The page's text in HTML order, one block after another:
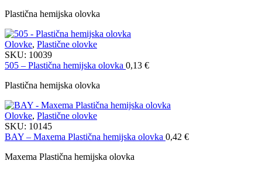
Plastična hemijska olovka
Olovke, Plastične olovke
SKU: 10039
505 – Plastična hemijska olovka 0,13 €
Plastična hemijska olovka
Olovke, Plastične olovke
SKU: 10145
BAY – Maxema Plastična hemijska olovka 0,42 €
Maxema Plastična hemijska olovka